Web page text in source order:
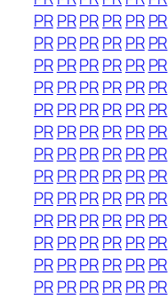
PRPRPRPRPR PR
PRPRPRPRPR PR
PRPRPRPRPR PR
PRPRPRPRPR PR
PRPRPRPRPR PR
PRPRPRPRPR PR
PRPRPRPRPR PR
PRPRPRPRPR PR
PRPRPRPRPR PR
PRPRPRPRPR PR
PRPRPRPRPR PR
PRPRPRPRPR PR
PRPRPRPRPR PR